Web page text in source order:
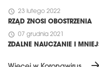
schedule 23 lutego 2022
RZĄD ZNOSI OBOSTRZENIA
schedule 07 grudnia 2021
ZDALNE NAUCZANIE I